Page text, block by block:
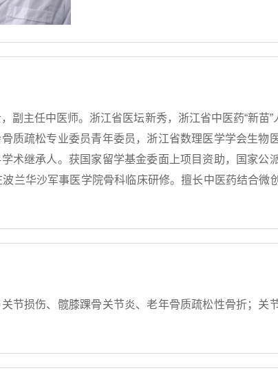
副主任中医师。浙江省医坛新秀，浙江省中医药“新
质疏松专业委员青年委员，浙江省数理医学学会生
术继承人。获国家留学基金委面上项目资助，国家
兰华沙军事医学院骨科临床研修。擅长中医药结合
节损伤、髋膝踝骨关节炎、老年骨质疏松性骨折；